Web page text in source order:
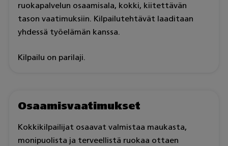
ruokapalvelun osaamisala, kokki, kiitettävän
tason vaatimuksiin. Kilpailutehtävät laaditaan
yhdessä työelämän kanssa.
Kilpailu on parilaji.
Osaamisvaatimukset
Kokkikilpailijat osaavat valmistaa maukasta,
monipuolista ja terveellistä ruokaa ottaen